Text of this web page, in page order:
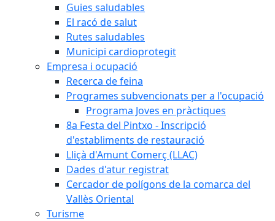
Guies saludables
El racó de salut
Rutes saludables
Municipi cardioprotegit
Empresa i ocupació
Recerca de feina
Programes subvencionats per a l'ocupació
Programa Joves en pràctiques
8a Festa del Pintxo - Inscripció
d'establiments de restauració
Lliçà d'Amunt Comerç (LLAC)
Dades d'atur registrat
Cercador de polígons de la comarca del
Vallès Oriental
Turisme